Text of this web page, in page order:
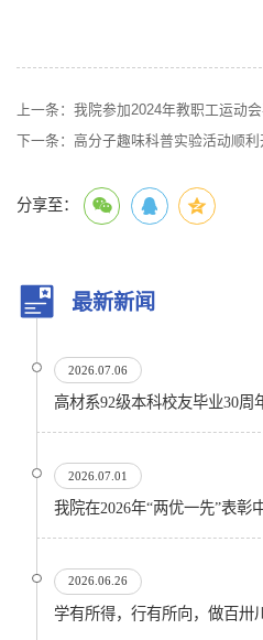
上一条： 我院参加2024年教职工运动会喜
下一条： 高分子趣味科普实验活动顺利
分享至：
最新新闻
2026.07.06
高材系92级本科校友毕业30周
2026.07.01
我院在2026年“两优一先”表彰
2026.06.26